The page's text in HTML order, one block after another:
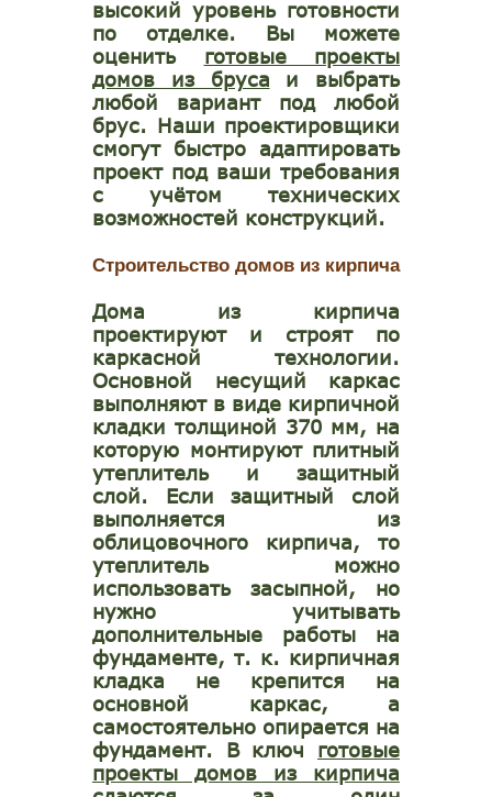
высокий уровень готовности
по отделке. Вы можете
оценить готовые проекты
домов из бруса и выбрать
любой вариант под любой
брус. Наши проектировщики
смогут быстро адаптировать
проект под ваши требования
с учётом технических
возможностей конструкций.
Строительство домов из кирпича
Дома из кирпича
проектируют и строят по
каркасной технологии.
Основной несущий каркас
выполняют в виде кирпичной
кладки толщиной 370 мм, на
которую монтируют плитный
утеплитель и защитный
слой. Если защитный слой
выполняется из
облицовочного кирпича, то
утеплитель можно
использовать засыпной, но
нужно учитывать
дополнительные работы на
фундаменте, т. к. кирпичная
кладка не крепится на
основной каркас, а
самостоятельно опирается на
фундамент. В ключ готовые
проекты домов из кирпича